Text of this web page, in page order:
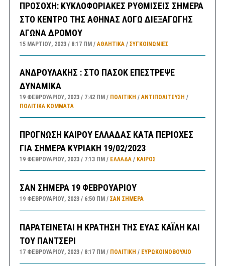
ΠΡΟΣΟΧΗ: ΚΥΚΛΟΦΟΡΙΑΚΕΣ ΡΥΘΜΙΣΕΙΣ ΣΗΜΕΡΑ
ΣΤΟ ΚΕΝΤΡΟ ΤΗΣ ΑΘΗΝΑΣ ΛΟΓΩ ΔΙΕΞΑΓΩΓΗΣ
ΑΓΩΝΑ ΔΡΟΜΟΥ
15 ΜΑΡΤΊΟΥ, 2023 8:17 ΠΜ ΑΘΛΗΤΙΚΑ/ ΣΥΓΚΟΙΝΩΝΊΕΣ
ΑΝΔΡΟΥΛΑΚΗΣ : ΣΤΟ ΠΑΣΟΚ ΕΠΕΣΤΡΕΨΕ
ΔΥΝΑΜΙΚΑ
19 ΦΕΒΡΟΥΑΡΊΟΥ, 2023 7:42 ΠΜ ΠΟΛΙΤΙΚΗ /ΑΝΤΙΠΟΛΊΤΕΥΣΗ /
ΠΟΛΙΤΙΚΆ ΚΌΜΜΑΤΑ
ΠΡΟΓΝΩΣΗ ΚΑΙΡΟΥ ΕΛΛΑΔΑΣ ΚΑΤΑ ΠΕΡΙΟΧΕΣ
ΓΙΑ ΣΗΜΕΡΑ ΚΥΡΙΑΚΗ 19/02/2023
19 ΦΕΒΡΟΥΑΡΊΟΥ, 2023 7:13 ΠΜ ΕΛΛΑΔA/ ΚΑΙΡΌΣ
ΣΑΝ ΣΗΜΕΡΑ 19 ΦΕΒΡΟΥΑΡΙΟΥ
19 ΦΕΒΡΟΥΑΡΊΟΥ, 2023 6:50 ΠΜ ΣΑΝ ΣΉΜΕΡΑ
ΠΑΡΑΤΕΙΝΕΤΑΙ Η ΚΡΑΤΗΣΗ ΤΗΣ ΕΥΑΣ ΚΑΪΛΗ ΚΑΙ
ΤΟΥ ΠΑΝΤΣΕΡΙ
17 ΦΕΒΡΟΥΑΡΊΟΥ, 2023 8:17 ΠΜ ΠΟΛΙΤΙΚΗ / ΕΥΡΩΚΟΙΝΟΒΟΥΛΙΟ